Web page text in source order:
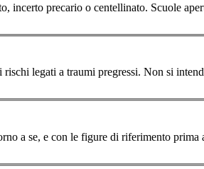
incerto precario o centellinato. Scuole
a se, e con le figure di riferimento prima